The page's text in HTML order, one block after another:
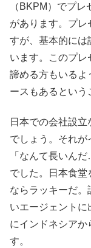
（BKPM）でプ
があります。プレ
すが、基本的には
います。このプレ
諦める方もいるよ
ースもあるという
日本での会社設
でしょう。それが
「なんて長いん
でした。日本食堂
ならラッキーだ。
いエージェント
にインドネシア
す。